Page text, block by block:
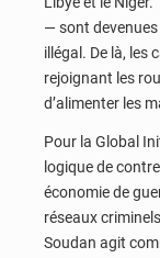
— sont
illégal. De là, les
rejoignant les
d’alimenter les
Pour la Global
logique de
économie de
réseaux
Soudan agit